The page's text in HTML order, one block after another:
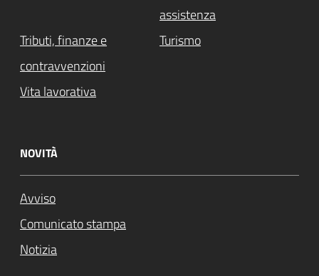
assistenza
Tributi, finanze e
contravvenzioni
Turismo
Vita lavorativa
NOVITÀ
Avviso
Comunicato stampa
Notizia